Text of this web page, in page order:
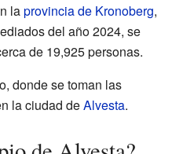
laprovincia de Kronoberg,
del año 2024, se
de 19,925 personas.
donde se toman las
la ciudad deAlvesta.